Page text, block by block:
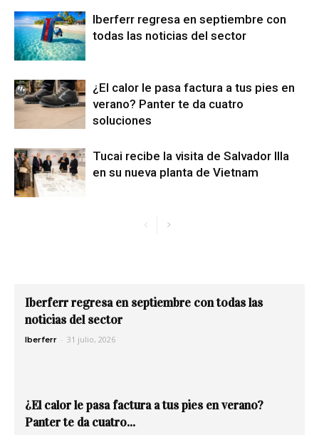
Iberferr regresa en septiembre con
todas las noticias del sector
¿El calor le pasa factura a tus pies en
verano? Panter te da cuatro
soluciones
Tucai recibe la visita de Salvador Illa
en su nueva planta de Vietnam
Iberferr regresa en septiembre con todas las
noticias del sector
Iberferr - 31 julio, 2026
¿El calor le pasa factura a tus pies en verano?
Panter te da cuatro...